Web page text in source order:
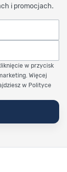
i promocjach.
w przycisk
Więcej
w Polityce